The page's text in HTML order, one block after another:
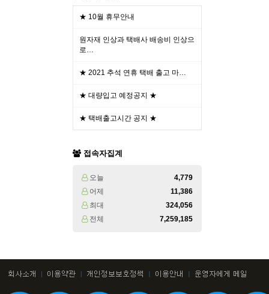
★ 10월 휴무안내
원자재 인상과 택배사 배송비 인상으
로…
★ 2021 추석 연휴 택배 출고 마…
★ 대량입고 예정공지 ★
★ 택배출고시간 공지 ★
접속자집계
오늘
4,779
어제
11,386
최대
324,056
전체
7,259,185